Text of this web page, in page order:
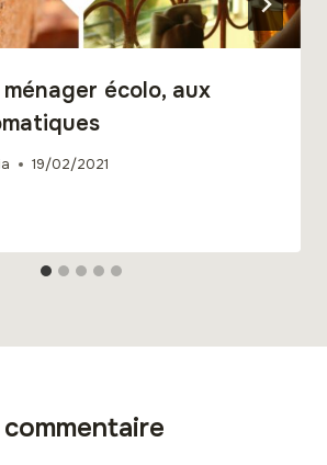
écolo, aux
19/02/2021